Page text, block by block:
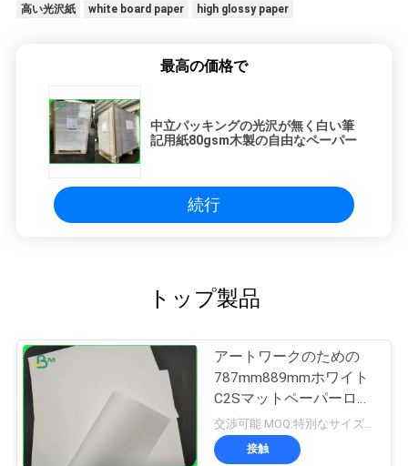
高い光沢紙 white board paper high glossy paper
最高の価格で
中立パッキングの光沢が無く白い筆
記用紙80gsm木製の自由なペーパー
続行
トップ製品
アートワークのための
787mm889mmホワイト
C2Sマットペーパーロー
ル良い印刷
接触